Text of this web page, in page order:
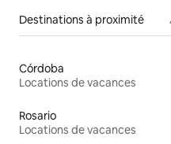
Destinations à proximité
Córdoba
Locations de vacances
Rosario
Locations de vacances